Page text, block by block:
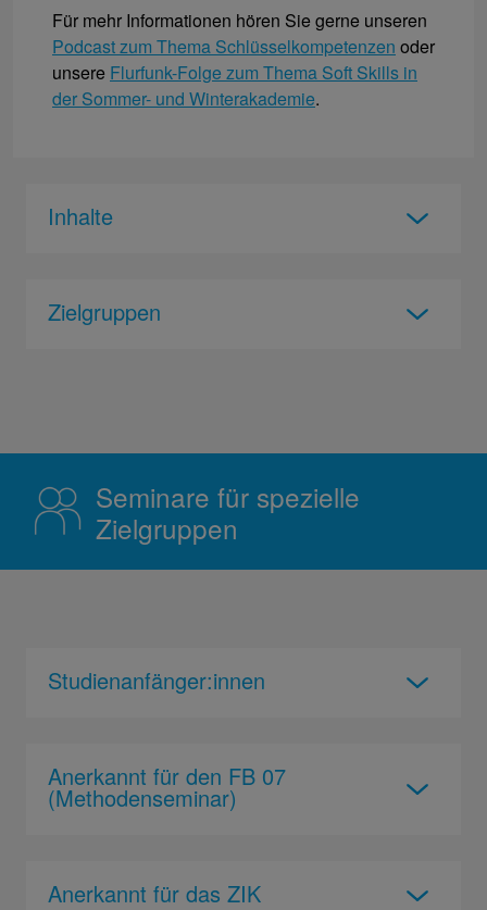
Für mehr Informationen hören Sie gerne unseren
Podcast zum Thema Schlüsselkompetenzen oder
unsere Flurfunk-Folge zum Thema Soft Skills in
der Sommer- und Winterakademie.
Inhalte
Zielgruppen
Seminare für spezielle
Zielgruppen
Studienanfänger:innen
Anerkannt für den FB 07
(Methodenseminar)
Anerkannt für das ZIK